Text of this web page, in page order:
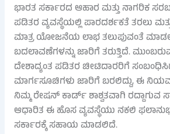
ಭಾರತ ಸರ್ಕಾರದ ಆಹಾರ ಮತ್ತು ನಾಗರಿಕ
ಪಡಿತರ ವ್ಯವಸ್ಥೆಯಲ್ಲಿ ಪಾರದರ್ಶಕತೆ ತರಲು
ಮಾತ್ರ ಯೋಜನೆಯ ಲಾಭ ತಲುಪುವಂತೆ ಮಾಡಲು
ಬದಲಾವಣೆಗಳನ್ನು ಜಾರಿಗೆ ತರುತ್ತಿದೆ.
ದೇಶಾದ್ಯಂತ ಪಡಿತರ ಚೀಟಿದಾರರಿಗೆ
ಮಾರ್ಗಸೂಚಿಗಳು ಜಾರಿಗೆ ಬರಲಿದ್ದು, ಈ
ನಿಮ್ಮ ರೇಷನ್ ಕಾರ್ಡ್ ಶಾಶ್ವತವಾಗಿ ರದ್ದಾಗುವ
ಆಧಾರಿತ ಈ ಹೊಸ ವ್ಯವಸ್ಥೆಯು ನಕಲಿ
ಸರ್ಕಾರಕ್ಕೆ ಸಹಾಯ ಮಾಡಲಿದೆ.